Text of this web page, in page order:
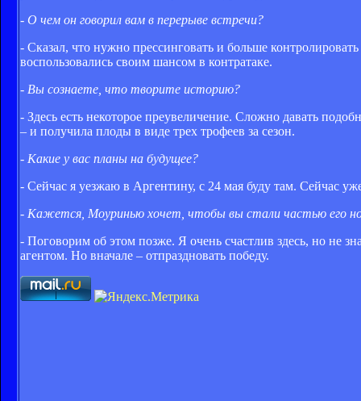
- О чем он говорил вам в перерыве встречи?
- Сказал, что нужно прессинговать и больше
воспользовались своим шансом в контратаке.
- Вы сознаете, что творите историю?
- Здесь есть некоторое преувеличение. Сложно давать
– и получила плоды в виде трех трофеев за сезон.
- Какие у вас планы на будущее?
- Сейчас я уезжаю в Аргентину, с 24 мая буду там. Сейчас
- Кажется, Моуринью хочет, чтобы вы стали частью его
- Поговорим об этом позже. Я очень счастлив здесь, но не
агентом. Но вначале – отпраздновать победу.